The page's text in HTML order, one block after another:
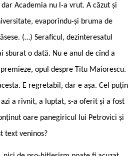
Academia nu l-a vrut. A căzut și
evaporîndu-și bruma de
(…) Seraficul, dezinteresatul
sburat o dată. Nu e anul de cînd a
opul despre Titu Maiorescu.
E regretabil, dar e așa. Cel puțin
a rîvnit, a luptat, s-a oferit și a fost
oare panegiricul lui Petrovici și
text veninos?